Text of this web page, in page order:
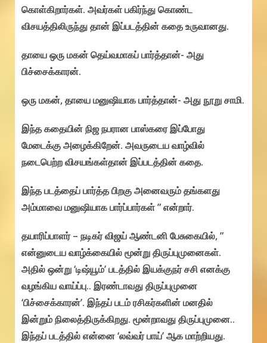
கொள்கிறார்கள். அவர்கள் பகிர்ந்து கொண்ட
விசயத்திலிருந்து தான் இப்படத்தின் கதை உருவானது.
தாயை ஒரு மகன் தெய்வமாகப் பார்த்தான்- அது
பிச்சைக்காரன்.
ஒரு மகன், தாயை மனுஷியாக பார்த்தான்- அது நூறு சாமி.
இந்த கதையின் நிஜ நபரான பாஸ்கரை இப்போது
மேடைக்கு அழைக்கிறேன். அவருடைய வாழ்வில்
நடைபெற்ற விசயங்கள்தான் இப்படத்தின் கதை.
இந்த படத்தைப் பார்த்த பிறகு அனைவரும் தங்களது
அம்மாவை மனுஷியாக பார்ப்பார்கள் ” என்றார்.
தயாரிப்பாளர் – நடிகர் விஜய் ஆண்டனி பேசுகையில், ”
என்னுடைய வாழ்க்கையில் மூன்று திருப்புமுனைகள்.
அதில் ஒன்று ‘டிஷ்யூம்’ படத்தில் இயக்குநர் சசி எனக்கு
வழங்கிய வாய்ப்பு.. இரண்டாவது திருப்புமுனை
‘பிச்சைக்காரன்’. இந்தப் படம் ரசிகர்களின் மனதில்
இன்றும் நிலைத்திருக்கிறது. மூன்றாவது திருப்புமுனை..
இந்தப் படத்தில் என்னை ‘லவ்வர் பாய்’ ஆக மாற்றியது.